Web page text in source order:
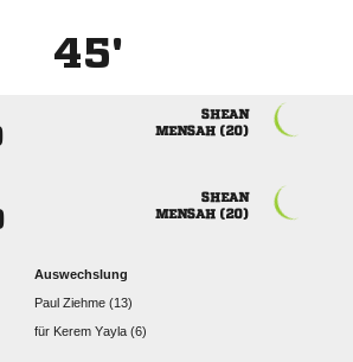
45'

 

 
Auswechslung
  
für   